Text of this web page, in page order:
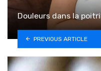
Douleurs dans la
PREVIOUS ARTICLE